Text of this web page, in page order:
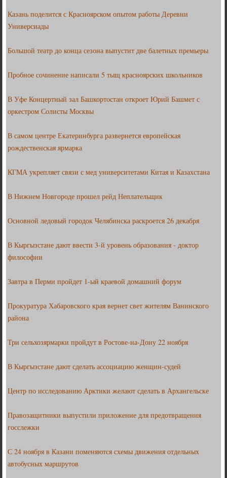
Казань поделится с Красноярском опытом работы Деревни
Универсиады
Большой театр до конца сезона выпустит две балетных премьеры
Пробное сочинение написали 5 тыщ красноярских школьников
В Уфе Концертный зал Башкортостан откроет Юрий Башмет с
оркестром Солисты Москвы
В самом центре Екатеринбурга развернется европейская
рождественская ярмарка
КГМА укрепляет связи с мед университетами Китая и Казахстана
В Нижнем Новгороде прошел рейд Неплательщик
Основной ледовый городок Челябинска раскроется 26 декабря
В Кыргызстане дают ввести 3-й уровень образования - доктор
философии
Завтра в Перми пройдет 1-ый краевой домашний форум
Прокуратура Хабаровского края вернет свет жителям Ванинского
района
Три сельхозярмарки пройдут в Ростове-на-Дону 22 ноября
В Кыргызстане дают сделать ассоциацию женщин-судей
Центр по исследованию Арктики желают сделать в Архангельске
Правозащитники выпустили приложение для предотвращения
госслежки
С 24 ноября в Казани поменяются схемы движения отдельных
автобусных маршрутов